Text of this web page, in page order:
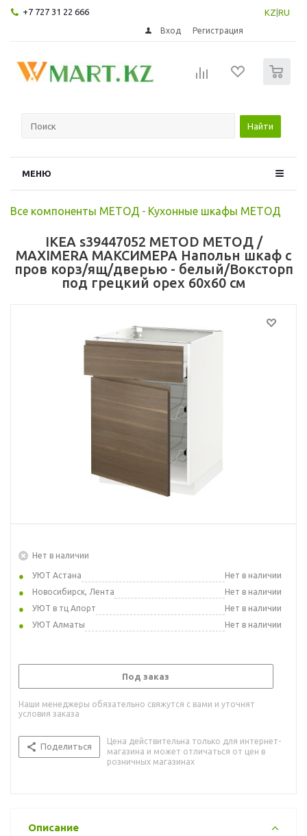
+7 727 31 22 666 KZ RU
Вход Регистрация
Найти
МЕНЮ
Все компоненты МЕТОД - Кухонные шкафы МЕТОД
IKEA s39447052 METOD МЕТОД /
MAXIMERA МАКСИМЕРА Напольн шкаф с
пров корз/ящ/дверью - белый/Воксторп
под грецкий орех 60x60 см
Нет в наличии
УЮТ Астана
Нет в наличии
Новосибирск, Лента
Нет в наличии
УЮТ в тц Апорт
Нет в наличии
УЮТ Алматы
Нет в наличии
Под заказ
Наши менеджеры обязательно свяжутся с вами и уточнят
условия заказа
Поделиться
Цена действительна только для интернет-
магазина и может отличаться от цен в
розничных магазинах
Описание